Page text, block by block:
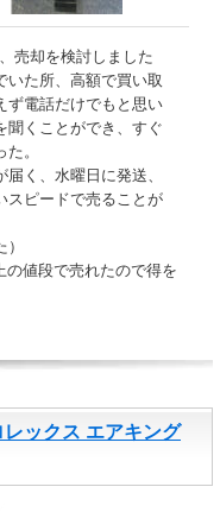
売却を検討しました
いた所、高額で買い取
ず電話だけでもと思い
聞くことができ、すぐ
。
く、水曜日に発送、
スピードで売ることが
値段で売れたので得を
ックス エアキング